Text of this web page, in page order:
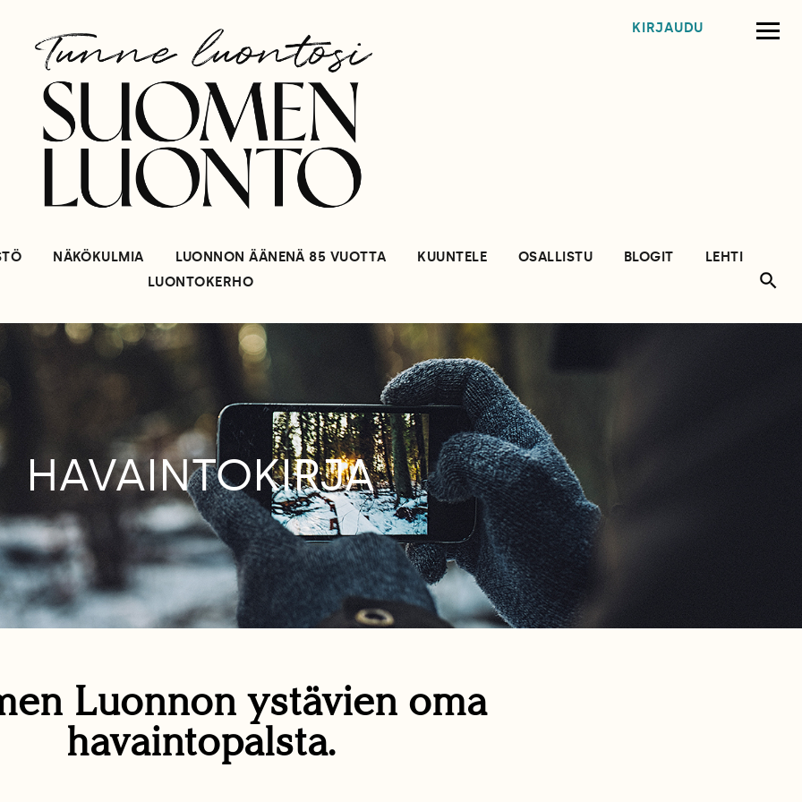
KIRJAUDU
NÄKÖKULMIA LUONNON ÄÄNENÄ 85 VUOTTA KUUNTELE OSALLISTU BLOGIT
LEHTI
LUONTOKERHO
HAVAINTOKIRJA
Luonnon ystävien oma
havaintopalsta.